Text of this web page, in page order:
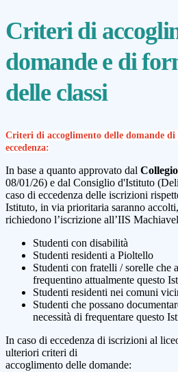
Criteri di
domande e di
delle classi
Criteri di accoglimento delle domande di
eccedenza:
In base a quanto approvato dal
08/01/26) e dal Consiglio d'Istituto
caso di eccedenza delle iscrizioni
Istituto, in via prioritaria saranno
richiedono l’iscrizione all’IIS
Studenti con disabilità
Studenti residenti a Pioltello
Studenti con fratelli / sorelle che
frequentino attualmente questo
Studenti residenti nei comuni
Studenti che possano
necessità di frequentare questo
In caso di eccedenza di iscrizioni al
ulteriori criteri di
accoglimento delle domande: